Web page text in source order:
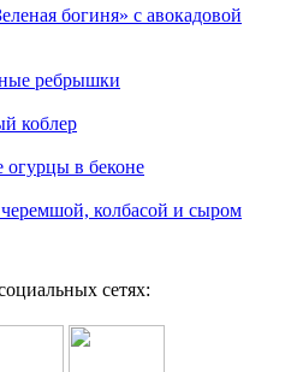
богиня» с авокадовой
ребрышки
коблер
огурцы в беконе
колбасой и сыром
сетях: